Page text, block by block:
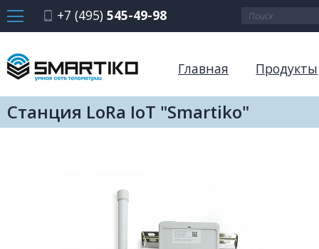
+7 (495) 545-49-98
Главная Продукты
Станция LoRa IoT "Smartiko"